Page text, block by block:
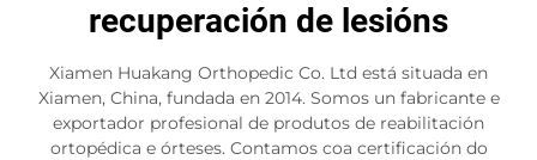
recuperación de lesións
Xiamen Huakang Orthopedic Co. Ltd está situada en
Xiamen, China, fundada en 2014. Somos un fabricante e
exportador profesional de produtos de reabilitación
ortopédica e órteses. Contamos coa certificación do